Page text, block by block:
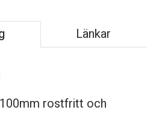
Länkar
rostfritt och